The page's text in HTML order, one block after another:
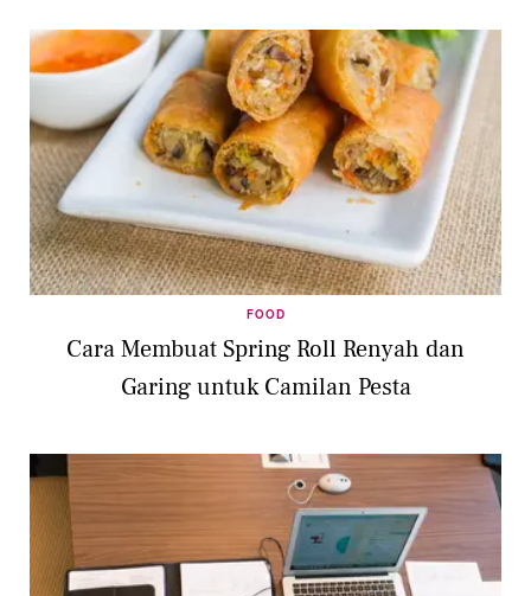
FOOD
Cara Membuat Spring Roll Renyah dan
Garing untuk Camilan Pesta